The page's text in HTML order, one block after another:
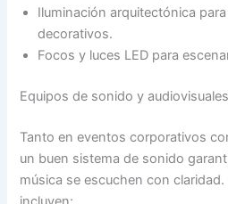
Iluminación arquitectónica
decorativos.
Focos y luces LED para
Equipos de sonido y audiovisuales
Tanto en eventos corporativos
un buen sistema de sonido
música se escuchen con